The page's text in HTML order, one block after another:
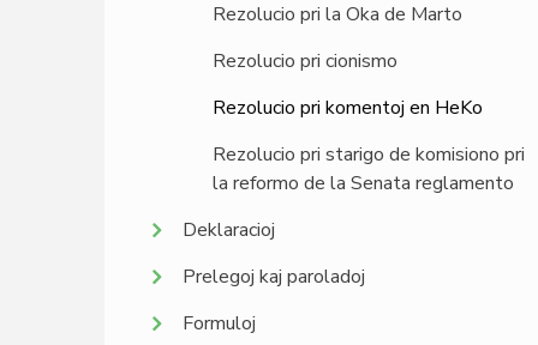
Rezolucio pri la Oka de Marto
Rezolucio pri cionismo
Rezolucio pri komentoj en HeKo
Rezolucio pri starigo de komisiono pri
la reformo de la Senata reglamento
Deklaracioj
Prelegoj kaj paroladoj
Formuloj